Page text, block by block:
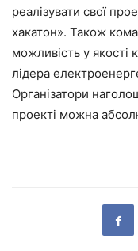
реалізувати свої
хакатон». Також
можливість у якості
лідера
Організатори
проекті можна